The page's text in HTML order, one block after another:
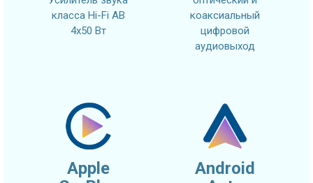
класса Hi-Fi AB
4x50 Вт
коаксиальный
цифровой
аудиовыход
Apple
Android